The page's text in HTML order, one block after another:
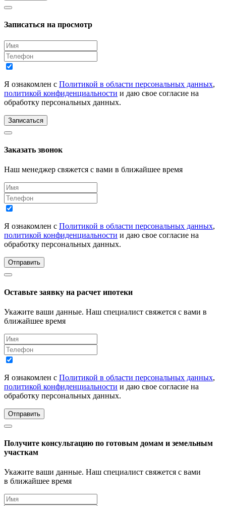
Записаться на просмотр
Я ознакомлен с Политикой в области персональных данных,
политикой конфиденциальности и даю свое согласие на
обработку персональных данных.
Записаться
Заказать звонок
Наш менеджер свяжется с вами в ближайшее время
Я ознакомлен с Политикой в области персональных данных,
политикой конфиденциальности и даю свое согласие на
обработку персональных данных.
Отправить
Оставьте заявку на расчет ипотеки
Укажите ваши данные. Наш специалист свяжется с вами в
ближайшее время
Я ознакомлен с Политикой в области персональных данных,
политикой конфиденциальности и даю свое согласие на
обработку персональных данных.
Отправить
Получите консультацию по готовым домам и земельным
участкам
Укажите ваши данные. Наш специалист свяжется с вами
в ближайшее время